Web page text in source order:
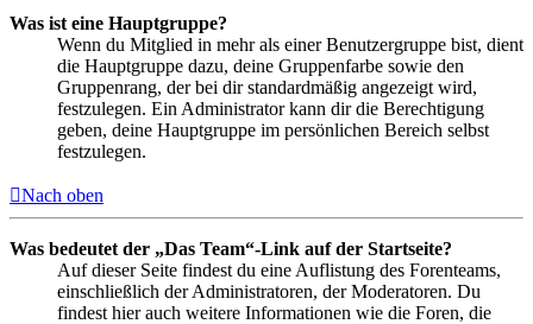
Was ist eine Hauptgruppe?
Wenn du Mitglied in mehr als einer Benutzergruppe bist, dient
die Hauptgruppe dazu, deine Gruppenfarbe sowie den
Gruppenrang, der bei dir standardmäßig angezeigt wird,
festzulegen. Ein Administrator kann dir die Berechtigung
geben, deine Hauptgruppe im persönlichen Bereich selbst
festzulegen.
Nach oben
Was bedeutet der „Das Team“-Link auf der Startseite?
Auf dieser Seite findest du eine Auflistung des Forenteams,
einschließlich der Administratoren, der Moderatoren. Du
findest hier auch weitere Informationen wie die Foren, die